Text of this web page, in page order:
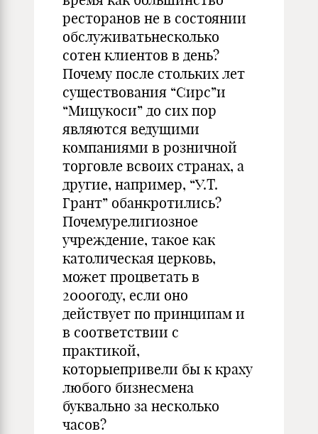
ресторанов не в состоянии
обслуживатьнесколько
сотен клиентов в день?
Почему после стольких лет
существования “Сирс”и
“Мицукоси” до сих пор
являются ведущими
компаниями в розничной
торговле всвоих странах, а
другие, например, “У.Т.
Грант” обанкротились?
Почемурелигиозное
учреждение, такое как
католическая церковь,
может процветать в
2000году, если оно
действует по принципам и
в соответствии с
практикой,
которыепривели бы к краху
любого бизнесмена
буквально за несколько
часов?